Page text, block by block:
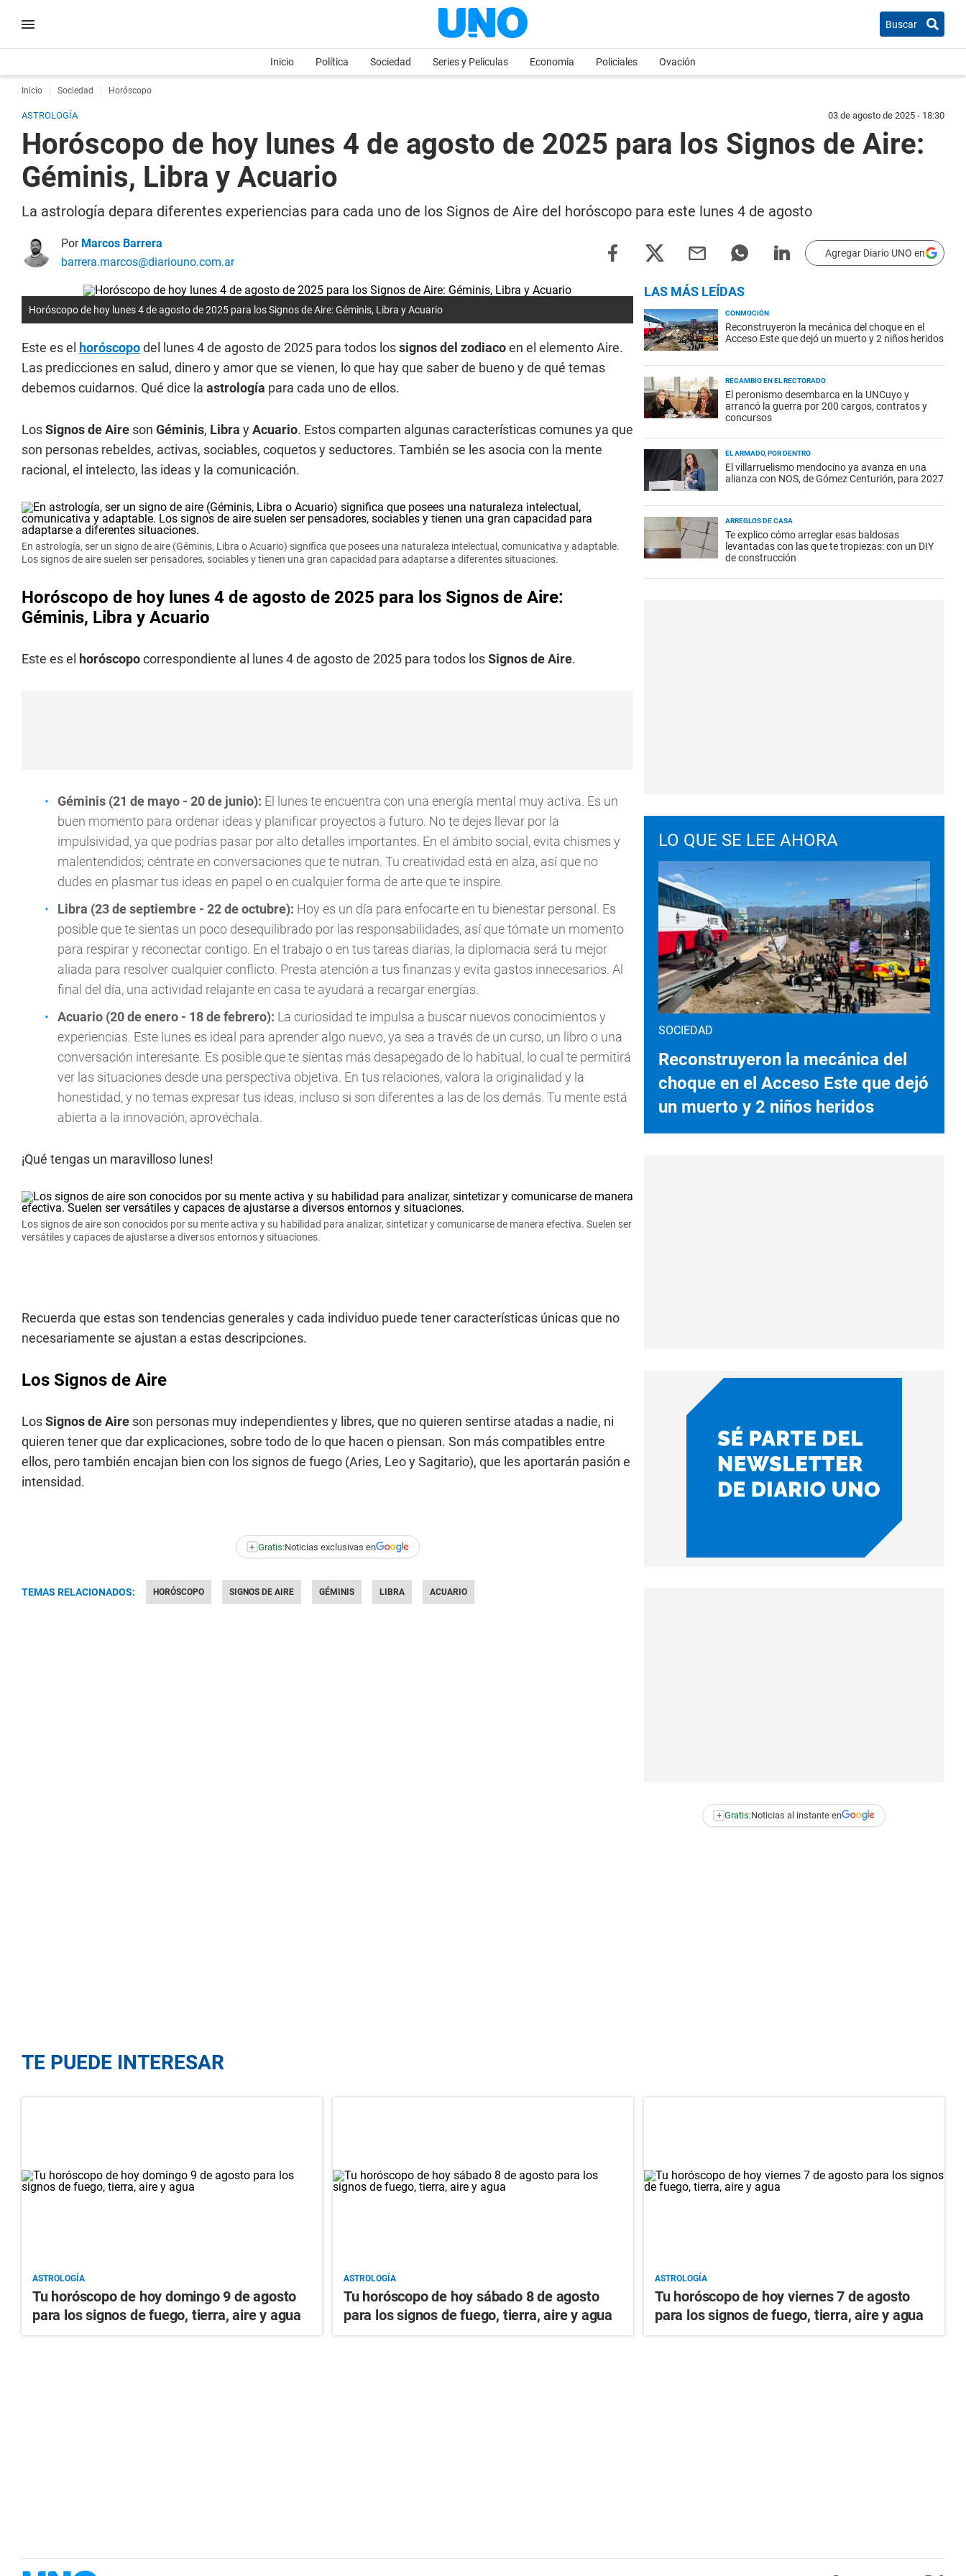
Buscar
Inicio Política Sociedad Series y Películas Economia Policiales Ovación
Inicio Sociedad Horóscopo
ASTROLOGÍA 03 de agosto de 2025 - 18:30
Horóscopo de hoy lunes 4 de agosto de 2025 para los Signos de Aire:
Géminis, Libra y Acuario
La astrología depara diferentes experiencias para cada uno de los Signos de Aire del horóscopo para este lunes 4 de agosto
Por Marcos Barrera
barrera.marcos@diariouno.com.ar
Agregar Diario UNO en
Horóscopo de hoy lunes 4 de agosto de 2025 para los Signos de Aire: Géminis, Libra y Acuario
Este es el horóscopodel lunes 4 de agosto de 2025 para todos lossignos del zodiacoen el elemento Aire.
Las predicciones en salud, dinero y amor que se vienen, lo que hay que saber de bueno y de qué temas
debemos cuidarnos. Qué dice la astrología para cada uno de ellos.
LosSignos de Aire son Géminis, Libra yAcuario. Estos comparten algunas características comunes ya que
son personas rebeldes, activas, sociables, coquetos y seductores. También se les asocia con la mente
racional, el intelecto, las ideas y la comunicación.
En astrología, ser un signo de aire (Géminis, Libra o Acuario) significa que posees una naturaleza intelectual, comunicativa y adaptable.
Los signos de aire suelen ser pensadores, sociables y tienen una gran capacidad para adaptarse a diferentes situaciones.
Horóscopo de hoy lunes 4 de agosto de 2025 para los Signos de Aire:
Géminis, Libra y Acuario
Este es el horóscopocorrespondiente al lunes 4 de agosto de 2025 para todos losSignos de Aire.
Géminis (21 de mayo - 20 de junio): El lunes te encuentra con una energía mental muy activa. Es un
buen momento para ordenar ideas y planificar proyectos a futuro. No te dejes llevar por la
impulsividad, ya que podrías pasar por alto detalles importantes. En el ámbito social, evita chismes y
malentendidos; céntrate en conversaciones que te nutran. Tu creatividad está en alza, así que no
dudes en plasmar tus ideas en papel o en cualquier forma de arte que te inspire.
Libra (23 de septiembre - 22 de octubre): Hoy es un día para enfocarte en tu bienestar personal. Es
posible que te sientas un poco desequilibrado por las responsabilidades, así que tómate un momento
para respirar y reconectar contigo. En el trabajo o en tus tareas diarias, la diplomacia será tu mejor
aliada para resolver cualquier conflicto. Presta atención a tus finanzas y evita gastos innecesarios. Al
final del día, una actividad relajante en casa te ayudará a recargar energías.
Acuario (20 de enero - 18 de febrero): La curiosidad te impulsa a buscar nuevos conocimientos y
experiencias. Este lunes es ideal para aprender algo nuevo, ya sea a través de un curso, un libro o una
conversación interesante. Es posible que te sientas más desapegado de lo habitual, lo cual te permitirá
ver las situaciones desde una perspectiva objetiva. En tus relaciones, valora la originalidad y la
honestidad, y no temas expresar tus ideas, incluso si son diferentes a las de los demás. Tu mente está
abierta a la innovación, aprovéchala.
¡Qué tengas un maravilloso lunes!
Los signos de aire son conocidos por su mente activa y su habilidad para analizar, sintetizar y comunicarse de manera efectiva. Suelen ser
versátiles y capaces de ajustarse a diversos entornos y situaciones.
Recuerda que estas son tendencias generales y cada individuo puede tener características únicas que no
necesariamente se ajustan a estas descripciones.
Los Signos de Aire
LosSignos de Aire son personas muy independientes y libres, que no quieren sentirse atadas a nadie, ni
quieren tener que dar explicaciones, sobre todo de lo que hacen o piensan. Son más compatibles entre
ellos, pero también encajan bien con los signos de fuego (Aries, Leo y Sagitario), que les aportarán pasión e
intensidad.
+ Gratis:Noticias exclusivas en
TEMAS RELACIONADOS: HORÓSCOPO SIGNOS DE AIRE GÉMINIS LIBRA ACUARIO
LAS MÁS LEÍDAS
CONMOCIÓN
Reconstruyeron la mecánica del choque en el
Acceso Este que dejó un muerto y 2 niños heridos
RECAMBIO EN EL RECTORADO
El peronismo desembarca en la UNCuyo y
arrancó la guerra por 200 cargos, contratos y
concursos
EL ARMADO, POR DENTRO
El villarruelismo mendocino ya avanza en una
alianza con NOS, de Gómez Centurión, para 2027
ARREGLOS DE CASA
Te explico cómo arreglar esas baldosas
levantadas con las que te tropiezas: con un DIY
de construcción
LO QUE SE LEE AHORA
SOCIEDAD
Reconstruyeron la mecánica del
choque en el Acceso Este que dejó
un muerto y 2 niños heridos
+ Gratis:Noticias al instante en
TE PUEDE INTERESAR
ASTROLOGÍA
Tu horóscopo de hoy domingo 9 de agosto
para los signos de fuego, tierra, aire y agua
ASTROLOGÍA
Tu horóscopo de hoy sábado 8 de agosto
para los signos de fuego, tierra, aire y agua
ASTROLOGÍA
Tu horóscopo de hoy viernes 7 de agosto
para los signos de fuego, tierra, aire y agua